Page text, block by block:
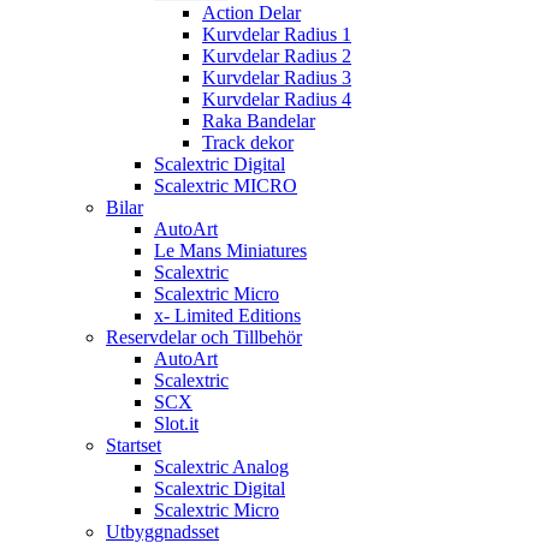
Action Delar
Kurvdelar Radius 1
Kurvdelar Radius 2
Kurvdelar Radius 3
Kurvdelar Radius 4
Raka Bandelar
Track dekor
Scalextric Digital
Scalextric MICRO
Bilar
AutoArt
Le Mans Miniatures
Scalextric
Scalextric Micro
x- Limited Editions
Reservdelar och Tillbehör
AutoArt
Scalextric
SCX
Slot.it
Startset
Scalextric Analog
Scalextric Digital
Scalextric Micro
Utbyggnadsset